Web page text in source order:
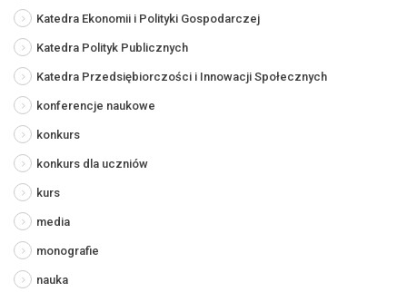
Katedra Ekonomii i Polityki Gospodarczej
Katedra Polityk Publicznych
Katedra Przedsiębiorczości i Innowacji Społecznych
konferencje naukowe
konkurs
konkurs dla uczniów
kurs
media
monografie
nauka